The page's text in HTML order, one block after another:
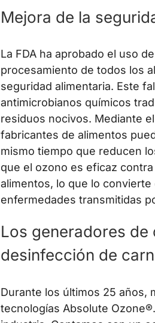
Mejora de la
La FDA ha aprobado el uso
procesamiento de todos los
seguridad alimentaria. Este
antimicrobianos químicos
residuos nocivos. Mediante
fabricantes de alimentos
mismo tiempo que reducen
que el ozono es eficaz
alimentos, lo que lo
enfermedades transmitidas
Los generadores
desinfección de
Durante los últimos 25 años,
tecnologías Absolute